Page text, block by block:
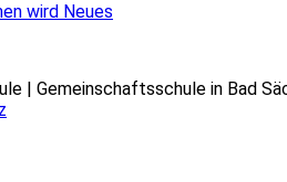
wird Neues
| Gemeinschaftsschule in Bad